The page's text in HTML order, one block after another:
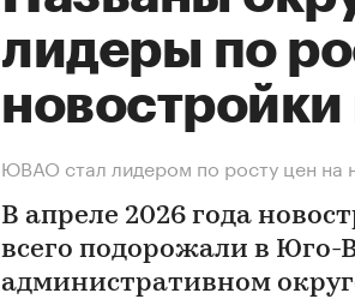
лидеры по
новостройки
ЮВАО стал лидером по росту цен на
В апреле 2026 года
всего подорожали в Юго-
административном